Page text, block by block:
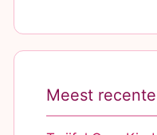
Meest